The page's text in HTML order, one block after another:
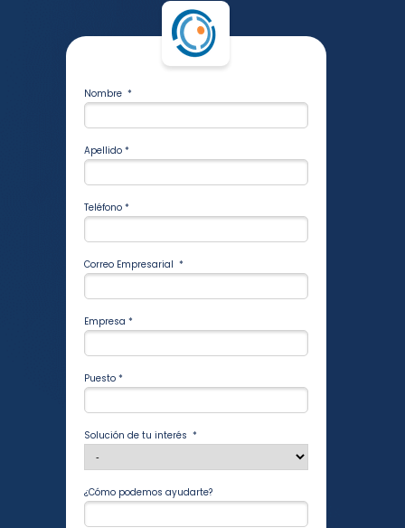
Nombre *
Apellido *
Teléfono *
Correo Empresarial *
Empresa *
Puesto *
Solución de tu interés *
¿Cómo podemos ayudarte?